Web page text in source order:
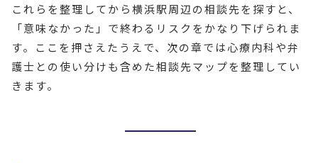
これらを整理してから横浜駅周辺の相談先を探すと、
「意味なかった」で終わるリスクをかなり下げられま
す。ここを押さえたうえで、次の章では心療内科や弁
護士との使い分けも含めた相談先マップを整理してい
きます。